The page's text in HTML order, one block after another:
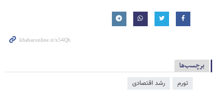
برچسب‌ها
تورم رشد اقتصادی